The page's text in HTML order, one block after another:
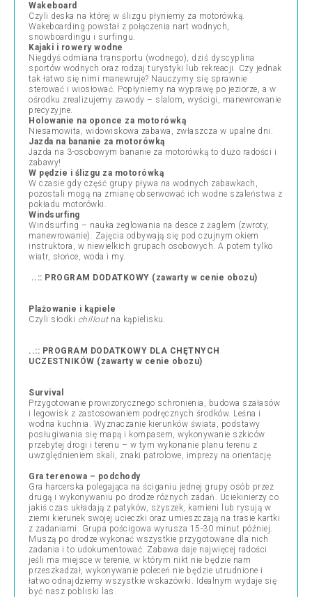
Wakeboard
Czyli deska na której w ślizgu płyniemy za motorówką.
Wakeboarding powstał z połączenia nart wodnych,
snowboardingu i surfingu.
Kajaki i rowery wodne
Niegdyś odmiana transportu (wodnego), dziś dyscyplina
sportów wodnych oraz rodzaj turystyki lub rekreacji. Czy jednak
tak łatwo się nimi manewruje? Nauczymy się sprawnie
sterować i wiosłować. Popłyniemy na wyprawę po jeziorze, a w
ośrodku zrealizujemy zawody – slalom, wyścigi, manewrowanie
precyzyjne.
Holowanie na oponce za motorówką
Niesamowita, widowiskowa zabawa, zwłaszcza w upalne dni.
Jazda na bananie za motorówką
Jazda na 3-osobowym bananie za motorówką to dużo radości i
zabawy!
W pędzie i ślizgu za motorówką
W czasie gdy część grupy pływa na wodnych zabawkach,
pozostali mogą na zmianę obserwować ich wodne szaleństwa z
pokładu motorówki.
Windsurfing
Windsurfing – nauka żeglowania na desce z żaglem (zwroty,
manewrowanie). Zajęcia odbywają się pod czujnym okiem
instruktora, w niewielkich grupach osobowych. A potem tylko
wiatr, słońce, woda i my.
..:: PROGRAM DODATKOWY (zawarty w cenie obozu)
Plażowanie i kąpiele
Czyli słodki chilloutna kąpielisku.
..:: PROGRAM DODATKOWY DLA CHĘTNYCH
UCZESTNIKÓW (zawarty w cenie obozu)
Survival
Przygotowanie prowizorycznego schronienia, budowa szałasów
i legowisk z zastosowaniem podręcznych środków. Leśna i
wodna kuchnia. Wyznaczanie kierunków świata, podstawy
posługiwania się mapą i kompasem, wykonywanie szkiców
przebytej drogi i terenu – w tym wykonanie planu terenu z
uwzględnieniem skali, znaki patrolowe, imprezy na orientację.
Gra terenowa – podchody
Gra harcerska polegająca na ściganiu jednej grupy osób przez
drugą i wykonywaniu po drodze różnych zadań. Uciekinierzy co
jakiś czas układają z patyków, szyszek, kamieni lub rysują w
ziemi kierunek swojej ucieczki oraz umieszczają na trasie kartki
z zadaniami. Grupa pościgowa wyrusza 15-30 minut później.
Muszą po drodze wykonać wszystkie przygotowane dla nich
zadania i to udokumentować. Zabawa daje najwięcej radości
jeśli ma miejsce w terenie, w którym nikt nie będzie nam
przeszkadzał, wykonywanie poleceń nie będzie utrudnione i
łatwo odnajdziemy wszystkie wskazówki. Idealnym wydaje się
być nasz pobliski las.